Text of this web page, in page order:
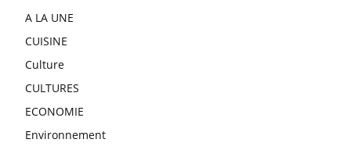
A LA UNE
CUISINE
Culture
CULTURES
ECONOMIE
Environnement